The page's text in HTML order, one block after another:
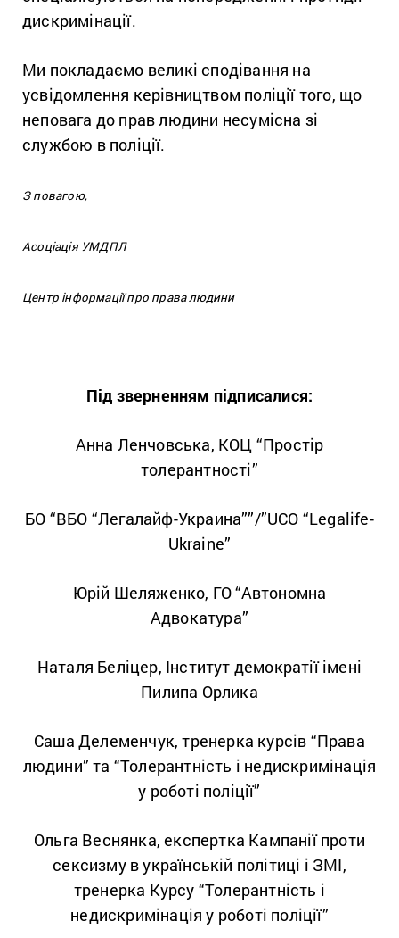
дискримінації.
Ми покладаємо великі сподівання на
усвідомлення керівництвом поліції того, що
неповага до прав людини несумісна зі
службою в поліції.
З повагою,
Асоціація УМДПЛ
Центр інформації про права людини
Під зверненням підписалися:
Анна Ленчовська, КОЦ “Простір
толерантності”
БО “ВБО “Легалайф-Украина””/”UCO “Legalife-
Ukraine”
Юрій Шеляженко, ГО “Автономна
Адвокатура”
Наталя Беліцер, Інститут демократії імені
Пилипа Орлика
Саша Делеменчук, тренерка курсів “Права
людини” та “Толерантність і недискримінація
у роботі поліції”
Ольга Веснянка, експертка Кампанії проти
сексизму в українській політиці і ЗМІ,
тренерка Курсу “Толерантність і
недискримінація у роботі поліції”